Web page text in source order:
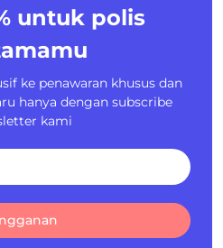
untuk polis
ke penawaran khusus dan
hanya dengan subscribe
kami